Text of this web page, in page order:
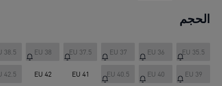
الحجم
EU 35.5
EU 36
EU 37
EU 37.5
EU 38
38.5
EU 39
EU 40
EU 40.5
EU 41
EU 42
42.5